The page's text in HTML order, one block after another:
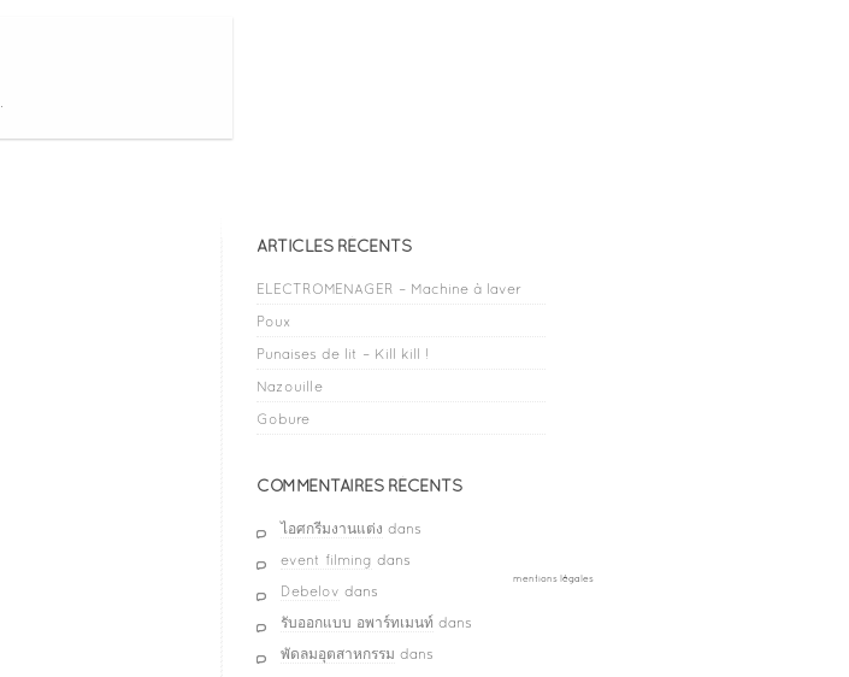
ARTICLES RÉCENTS
ELECTROMENAGER – Machine à laver
Poux
Punaises de lit – Kill kill !
Nazouille
Gobure
COMMENTAIRES RÉCENTS
ไอศกรีมงานแต่ง dans
event filming dans
Debelov dans
รับออกแบบ อพาร์ทเมนท์ dans
พัดลมอุตสาหกรรม dans
mentions légales